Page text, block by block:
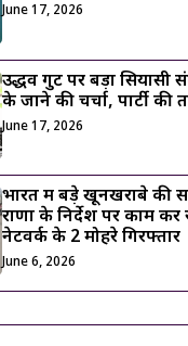
June 17, 2026
उद्धव गुट पर बड़ा सियासी
के जाने की चर्चा, पार्टी
June 17, 2026
भारत में बड़े खूनखराबे की
राणा के निर्देश पर काम कर
नेटवर्क के 2 मोहरे गिरफ्तार
June 6, 2026